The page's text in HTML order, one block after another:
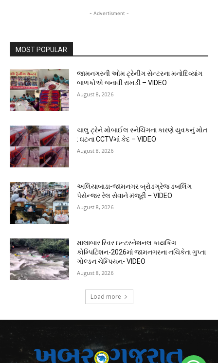
- Advertisment -
MOST POPULAR
જામનગરની ઓમ ટ્રેનીંગ સેન્ટરના મનોદિવ્યાંગ
બાળકોએ બનાવી રાખડી – VIDEO
August 8, 2026
ચાલુ ટ્રેને મોબાઈલ સ્નેચિંગના કારણે યુવકનું મોત
: ઘટના CCTVમાં કેદ – VIDEO
August 8, 2026
અલિયાબાડા-જામનગર બ્રોડગ્રેજ ડબલિંગ
પેસેન્જર રેલ સેવાને મંજૂરી – VIDEO
August 8, 2026
માલાબાર રિવર ઇન્ટરનેશનલ કાયકિંગ
કોમ્પિટિશન-2026માં જામનગરના નચિકેતા ગુપ્તા
ગોલ્ડન ચેમ્પિયન- VIDEO
August 8, 2026
Load more